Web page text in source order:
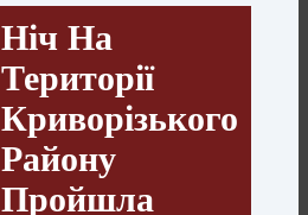
Ніч На
Території
Криворізького
Району
Пройшла